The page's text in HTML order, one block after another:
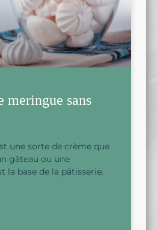
meringue sans
une sorte de crème que
gâteau ou une
la base de la pâtisserie.